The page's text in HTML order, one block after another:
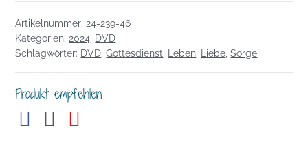
Ängste!
Menge
Artikelnummer: 24-239-46
Kategorien: 2024 DVD
Schlagwörter: DVD ,Gottesdienst Leben Liebe ,Sorge
Produkt empfehlen